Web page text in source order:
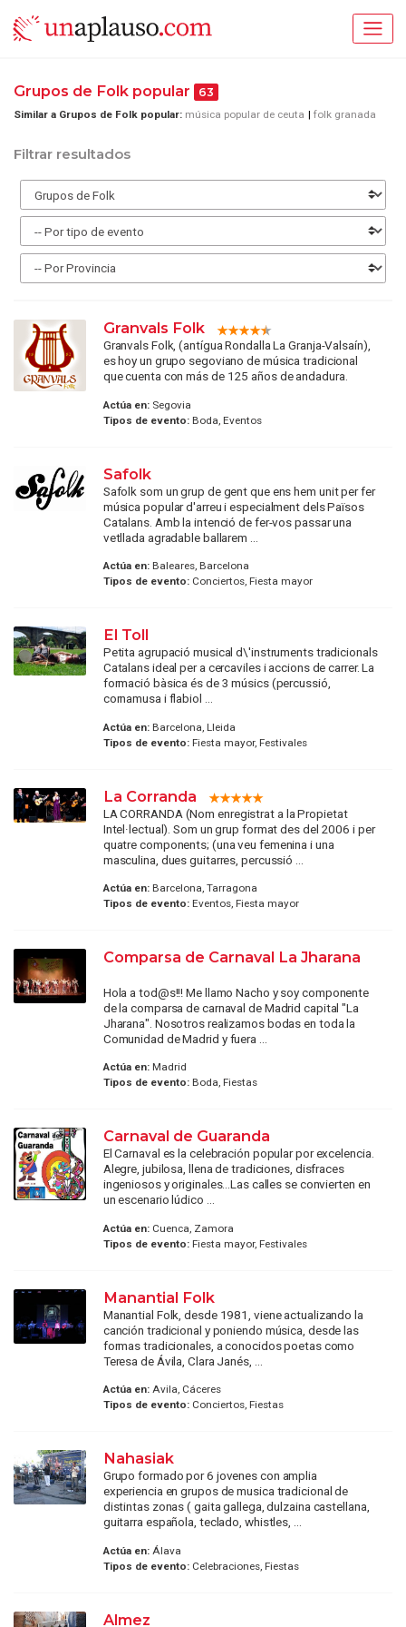
Grupos de Folk popular 63
Similar a Grupos de Folk popular: música popular de ceuta folk granada
Filtrar resultados
Granvals Folk
Granvals Folk, (antígua Rondalla La Granja-Valsaín),
es hoy un grupo segoviano de música tradicional
que cuenta con más de 125 años de andadura.
Actúa en:Segovia
Tipos de evento:Boda, Eventos
Safolk
Safolk som un grup de gent que ens hem unit per fer
música popular d'arreu i especialment dels Països
Catalans. Amb la intenció de fer-vos passar una
vetllada agradable ballarem ...
Actúa en:Baleares, Barcelona
Tipos de evento:Conciertos, Fiesta mayor
El Toll
Petita agrupació musical d\'instruments tradicionals
Catalans ideal per a cercaviles i accions de carrer. La
formació bàsica és de 3 músics (percussió,
cornamusa i flabiol ...
Actúa en:Barcelona, Lleida
Tipos de evento:Fiesta mayor, Festivales
La Corranda
LA CORRANDA (Nom enregistrat a la Propietat
Intel·lectual). Som un grup format des del 2006 i per
quatre components; (una veu femenina i una
masculina, dues guitarres, percussió ...
Actúa en:Barcelona, Tarragona
Tipos de evento:Eventos, Fiesta mayor
Comparsa de Carnaval La Jharana
Hola a tod@s!!! Me llamo Nacho y soy componente
de la comparsa de carnaval de Madrid capital "La
Jharana". Nosotros realizamos bodas en toda la
Comunidad de Madrid y fuera ...
Actúa en:Madrid
Tipos de evento:Boda, Fiestas
Carnaval de Guaranda
El Carnaval es la celebración popular por excelencia.
Alegre, jubilosa, llena de tradiciones, disfraces
ingeniosos y originales...Las calles se convierten en
un escenario lúdico ...
Actúa en:Cuenca, Zamora
Tipos de evento:Fiesta mayor, Festivales
Manantial Folk
Manantial Folk, desde 1981, viene actualizando la
canción tradicional y poniendo música, desde las
formas tradicionales, a conocidos poetas como
Teresa de Ávila, Clara Janés, ...
Actúa en:Avila, Cáceres
Tipos de evento:Conciertos, Fiestas
Nahasiak
Grupo formado por 6 jovenes con amplia
experiencia en grupos de musica tradicional de
distintas zonas ( gaita gallega, dulzaina castellana,
guitarra española, teclado, whistles, ...
Actúa en:Álava
Tipos de evento:Celebraciones, Fiestas
Almez